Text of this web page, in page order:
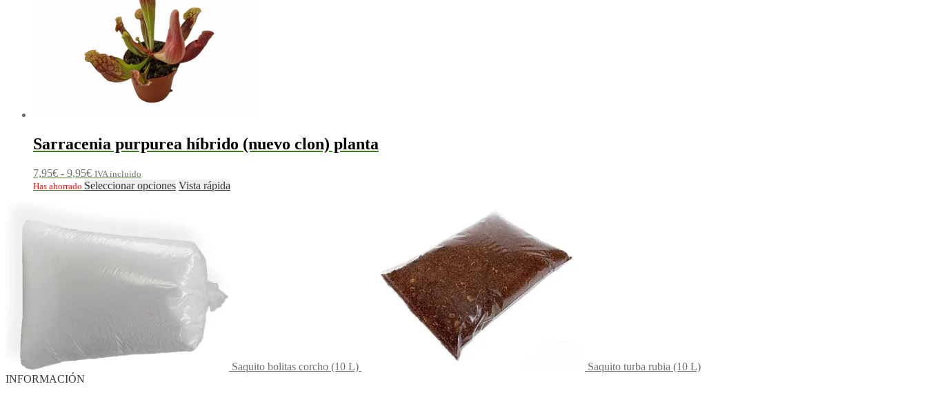
Sarracenia purpurea híbrido (nuevo clon) planta
7,95€ - 9,95€Rango
de
hasta
9,95€
IVA incluido
Has ahorrado Seleccionar opciones Este
Las
opciones
se
pueden
elegir
en
la
página
de
Vista rápida
Saquito bolitas corcho (10 L)
Saquito turba rubia (10 L)
INFORMACIÓN